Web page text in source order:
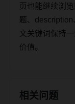
页也能继续浏
题、
文关键词保持
价值。
相关问题